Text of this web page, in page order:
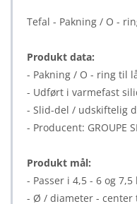
Tefal - Pakning / O -
Produkt data:
- Pakning / O - ring til
- Udført i varmefast
- Slid-del / udskiftelig
- Producent: GROUPE
Produkt mål:
- Passer i 4,5 - 6 og
- Ø / diameter - center